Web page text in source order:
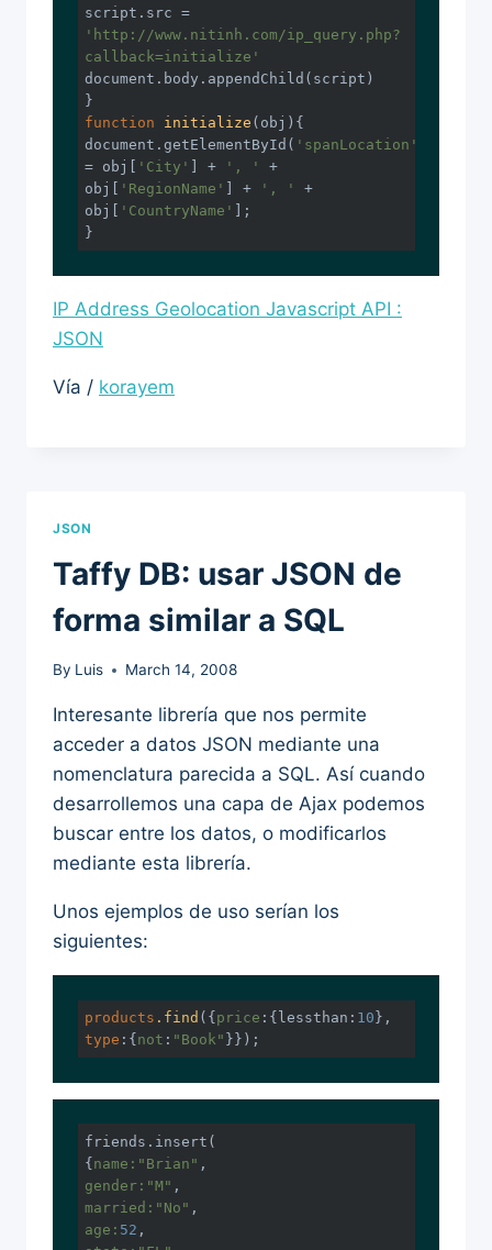
script.src =
'http://www.nitinh.com/ip_query.php?
callback=initialize'
document .body.appendChild(script)
function
initialize ( obj )
document .getElementById( 'spanLocation'
= obj[ 'City' ] + ', '
+
obj[ 'RegionName' ] + ', '
+
obj[ 'CountryName' ];
}
IP Address Geolocation Javascript API :
JSON
Vía / korayem
JSON
Taffy DB: usar JSON de
forma similar a SQL
By Luis March 14, 2008
Interesante librería que nos permite
acceder a datos JSON mediante una
nomenclatura parecida a SQL. Así cuando
desarrollemos una capa de Ajax podemos
buscar entre los datos, o modificarlos
mediante esta librería.
Unos ejemplos de uso serían los
siguientes:
products .find ({ price :{lessthan: 10
type :{ not : "Book" }});
friends.insert(
{name: "Brian"
gender: "M"
married: "No"
age: 52